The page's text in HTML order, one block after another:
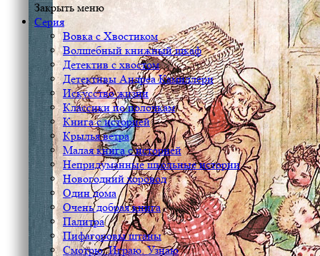
Закрыть меню
Серия
Вовка с Хвостиком
Волшебный книжный шкаф
Детектив с хвостом
Детективы Андреа Камиллери
Искусство жизни
Классики по полочкам
Книга с историей
Крылья ветра
Малая книга с историей
Непридуманные школьные истории
Новогодний хоровод
Один дома
Очень добрая книга
Палитра
Пифагоровы штаны
Смотрю. Играю. Узнаю